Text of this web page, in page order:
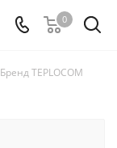
0
Бренд TEPLOCOM